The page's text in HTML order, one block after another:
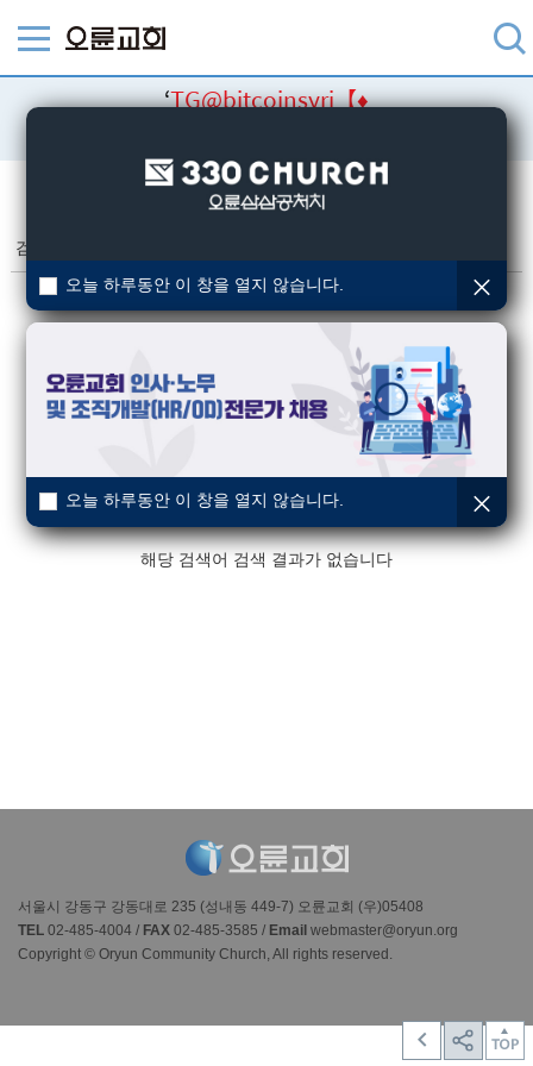
‘TG@bitcoinsyri【♦
검색결과
해당 검색어 검색 결과가 없습니다
서울시 강동구 강동대로 235 (성내동 449-7) 오륜교회 (우)05408
TEL 02-485-4004 / FAX 02-485-3585 / Email webmaster@oryun.org
Copyright © Oryun Community Church, All rights reserved.
오늘 하루동안 이 창을 열지 않습니다.
오늘 하루동안 이 창을 열지 않습니다.